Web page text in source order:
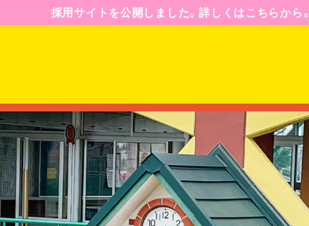
採用サイトを公開しました。詳しくはこちらから。
園のようす
園の一日
年間行事予定